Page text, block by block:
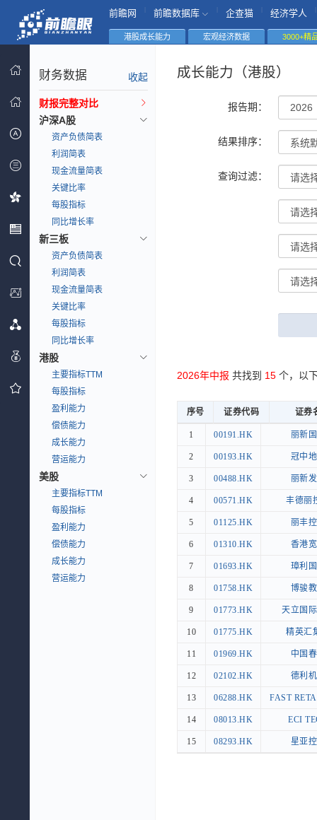
前瞻网 前瞻数据库 企查猫 经济学人
港股成长能力 宏观经济数据 3000+精
财务数据 收起
财报完整对比
沪深A股
资产负债简表
利润简表
现金流量简表
关键比率
每股指标
同比增长率
新三板
资产负债简表
利润简表
现金流量简表
关键比率
每股指标
同比增长率
港股
主要指标TTM
每股指标
盈利能力
偿债能力
成长能力
营运能力
美股
主要指标TTM
每股指标
盈利能力
偿债能力
成长能力
营运能力
成长能力（港股）
报告期：
结果排序：
查询过滤：
2026年中报 共找到 15 个，以
序号 证券代码
证券
序号
证券代码 证券
1 00191.HK 丽新
2 00193.HK 冠中
3 00488.HK 丽新
4 00571.HK 丰德丽
5 01125.HK 丽丰
6 01310.HK 香港
7 01693.HK 璋利
8 01758.HK 博骏
9 01773.HK 天立国
10 01775.HK 精英汇
11 01969.HK 中国
12 02102.HK 德利
13 06288.HK FAST
14 08013.HK ECI
15 08293.HK 星亚
序号 证券代码 证券
1 00191.HK 丽新
2 00193.HK 冠中
3 00488.HK 丽新
4 00571.HK 丰德丽
5 01125.HK 丽丰
6 01310.HK 香港
7 01693.HK 璋利
8 01758.HK 博骏
9 01773.HK 天立国
10 01775.HK 精英汇
11 01969.HK 中国
12 02102.HK 德利
13 06288.HK FAST
14 08013.HK ECI
15 08293.HK 星亚